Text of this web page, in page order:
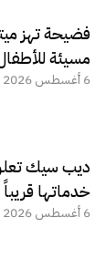
فضيحة تهز
مسيئة
6 أغسطس 2026
ديب سيك تعلن
خدماتها قريباً
6 أغسطس 2026